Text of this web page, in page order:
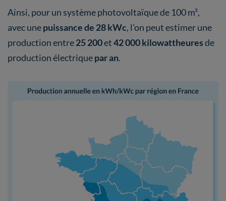
Ainsi, pour un système photovoltaïque de 100 m²,
avec unepuissance de 28 kWc, l’on peut estimer une
production entre25 200et42 000 kilowattheuresde
production électriquepar an.